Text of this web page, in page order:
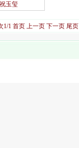
祝玉玺
1/1 首页 上一页 下一页 尾页